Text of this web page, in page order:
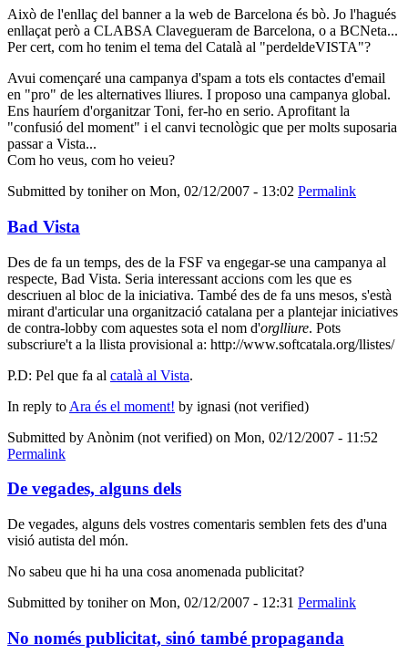
Això de l'enllaç del banner a la web de Barcelona és bò. Jo l'hagués
enllaçat però a CLABSA Clavegueram de Barcelona, o a BCNeta...
Per cert, com ho tenim el tema del Català al "perdeldeVISTA"?
Avui començaré una campanya d'spam a tots els contactes d'email
en "pro" de les alternatives lliures. I proposo una campanya global.
Ens hauríem d'organitzar Toni, fer-ho en serio. Aprofitant la
"confusió del moment" i el canvi tecnològic que per molts suposaria
passar a Vista...
Com ho veus, com ho veieu?
Submitted by toniheron Mon, 02/12/2007 - 13:02 Permalink
Bad Vista
Des de fa un temps, des de la FSF va engegar-se una campanya al
respecte, Bad Vista. Seria interessant accions com les que es
descriuen al bloc de la iniciativa. També des de fa uns mesos, s'està
mirant d'articular una organització catalana per a plantejar iniciatives
de contra-lobby com aquestes sota el nom d'orglliure. Pots
subscriure't a la llista provisional a: http://www.softcatala.org/llistes/
P.D: Pel que fa al català al Vista.
In reply to Ara és el moment! by ignasi (not verified)
Submitted by Anònim (not verified) on Mon, 02/12/2007 - 11:52
Permalink
De vegades, alguns dels
De vegades, alguns dels vostres comentaris semblen fets des d'una
visió autista del món.
No sabeu que hi ha una cosa anomenada publicitat?
Submitted by toniheron Mon, 02/12/2007 - 12:31 Permalink
No només publicitat, sinó també propaganda